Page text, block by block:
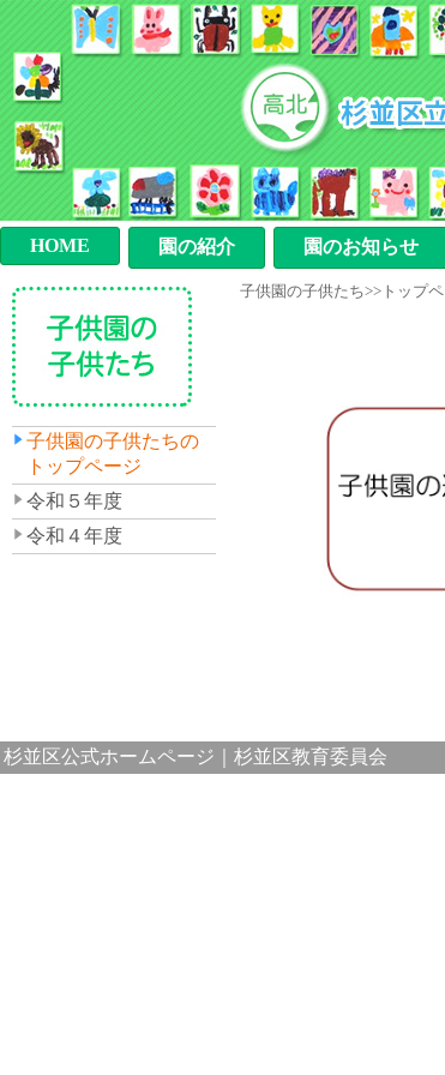
HOME 園の紹介 園のお知らせ
子供園の子供たちの
トップページ
令和５年度
令和４年度
子供園の子供たち>>トップ
杉並区公式ホームページ 杉並区教育委員会